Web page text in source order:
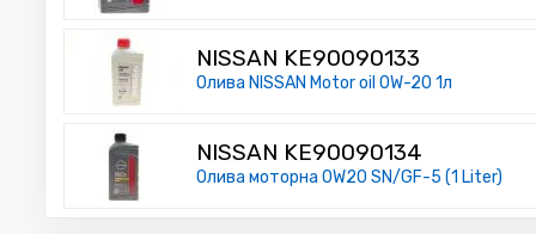
NISSAN KE90090133
Олива NISSAN Motor oil 0W-20 1л
NISSAN KE90090134
Олива моторна 0W20 SN/GF-5 (1 Liter)